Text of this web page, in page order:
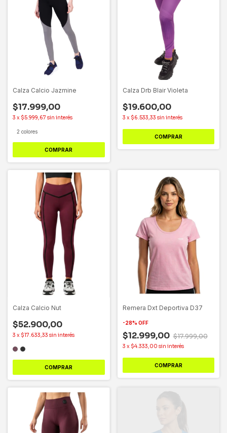
Calza Calcio Jazmine
$17.999,00
3 x $5.999,67 sin interés
2 colores
COMPRAR
Calza Drb Blair Violeta
$19.600,00
3 x $6.533,33 sin interés
COMPRAR
Calza Calcio Nut
$52.900,00
3 x $17.633,33 sin interés
COMPRAR
Remera Dxt Deportiva D37
-28% OFF
$12.999,00 $17.999,00
3 x $4.333,00 sin interés
COMPRAR